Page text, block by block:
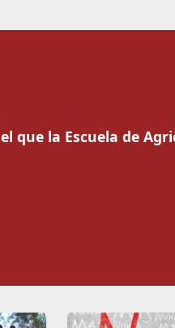
que la Escuela de